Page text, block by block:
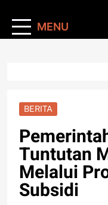
MENU
BERITA
Tuntutan
Melalui
Subsidi